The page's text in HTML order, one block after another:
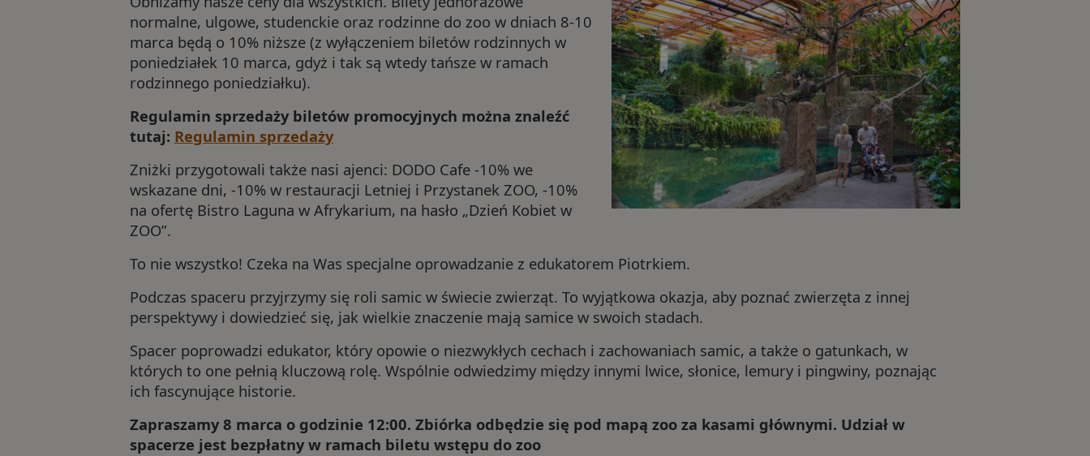
Zwiedzanie z przewodnikiem
Ścieżki edukacyjne
Osoby z niepełnosprawnościami
Restauracje
normalne, ulgowe, studenckie oraz rodzinne do zoo w dniach 8-10
marca będą o 10% niższe (z wyłączeniem biletów rodzinnych w
poniedziałek 10 marca, gdyż i tak są wtedy tańsze w ramach
rodzinnego poniedziałku).
Regulamin sprzedaży biletów promocyjnych można znaleźć
tutaj: Regulamin sprzedaży
Zniżki przygotowali także nasi ajenci: DODO Cafe -10% we
wskazane dni, -10% w restauracji Letniej i Przystanek ZOO, -10%
na ofertę Bistro Laguna w Afrykarium, na hasło „Dzień Kobiet w
ZOO”.
To nie wszystko! Czeka na Was specjalne oprowadzanie z edukatorem Piotrkiem.
Podczas spaceru przyjrzymy się roli samic w świecie zwierząt. To wyjątkowa okazja, aby poznać zwierzęta z innej
perspektywy i dowiedzieć się, jak wielkie znaczenie mają samice w swoich stadach.
Spacer poprowadzi edukator, który opowie o niezwykłych cechach i zachowaniach samic, a także o gatunkach, w
których to one pełnią kluczową rolę. Wspólnie odwiedzimy między innymi lwice, słonice, lemury i pingwiny, poznając
ich fascynujące historie.
Zapraszamy 8 marca o godzinie 12:00. Zbiórka odbędzie się pod mapą zoo za kasami głównymi. Udział w
spacerze jest bezpłatny w ramach biletu wstępu do zoo